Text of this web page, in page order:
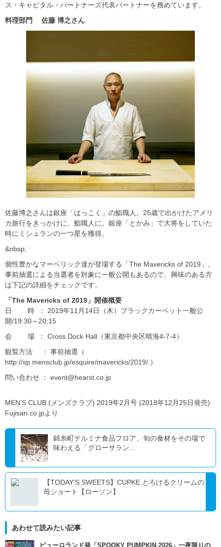
ス・キャピタル・パートナーズ代表パートナーを務めています。
料理部門
佐藤 博之さん
佐藤博之さんは銀座「はっこく」の鮨職人。25歳で出かけたアメリ
カ旅行をきっかけに、鮨職人に。銀座「とかみ」で大将をしていた
時にミシュランの一つ星を獲得。
&nbsp;
個性豊かなマーベリック達が登場する「The Mavericks of 2019」。
事前抽選による当選者を対象に一般公開もあるので、興味のある方
は下記の詳細をチェックです。
「The Mavericks of 2019 」開催概要
日 時 ： 2019年11月14日（木）ブラックカーペット一般公
開/19:30～20:15
会 場 ： Cross Dock Hall（東京都中央区晴海4-7-4）
観覧方法 ： 事前抽選（
http://sp.mensclub.jp/esquire/mavericks/2019/ ）
問い合わせ ： event@hearst.co.jp
MEN’S CLUB (メンズクラブ) 2019年2月号 (2018年12月25日発売)
Fujisan.co.jpより
錦糸町テルミナ食品フロア、旬の食材をその場で
味わえる「グローサラン...
【TODAY’S SWEETS】CUPKE とろけるクリームの
苺ショート【ローソン】
あわせて読みたい記事
ピューロランド発「SPOOKY PUMPKIN 2026」一夜限りの